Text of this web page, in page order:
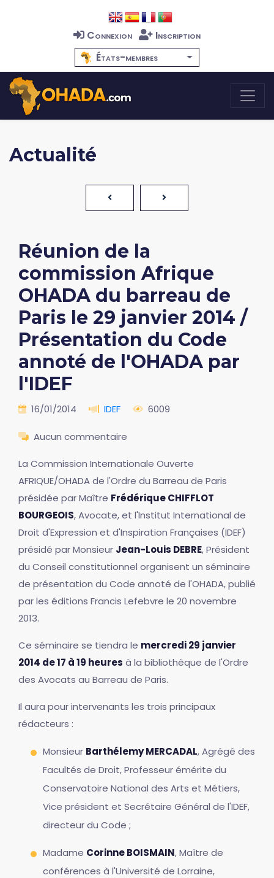
Connexion
Inscription
États-membres
Actualité
Réunion de la
commission Afrique
OHADA du barreau de
Paris le 29 janvier 2014 /
Présentation du Code
annoté de l'OHADA par
l'IDEF
16/01/2014 IDEF 6009
Aucun commentaire
La Commission Internationale Ouverte
AFRIQUE/OHADA de l'Ordre du Barreau de Paris
présidée par Maître Frédérique CHIFFLOT
BOURGEOIS, Avocate, et l'Institut International de
Droit d'Expression et d'Inspiration Françaises (IDEF)
présidé par Monsieur Jean-Louis DEBRE, Président
du Conseil constitutionnel organisent un séminaire
de présentation du Code annoté de l'OHADA, publié
par les éditions Francis Lefebvre le 20 novembre
2013.
Ce séminaire se tiendra le mercredi 29 janvier
2014 de 17 à 19 heures à la bibliothèque de l'Ordre
des Avocats au Barreau de Paris.
Il aura pour intervenants les trois principaux
rédacteurs :
Monsieur Barthélemy MERCADAL, Agrégé des
Facultés de Droit, Professeur émérite du
Conservatoire National des Arts et Métiers,
Vice président et Secrétaire Général de l'IDEF,
directeur du Code ;
Madame Corinne BOISMAIN, Maître de
conférences à l'Université de Lorraine,